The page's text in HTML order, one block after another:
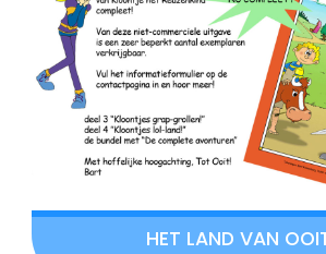
HET LAND VAN